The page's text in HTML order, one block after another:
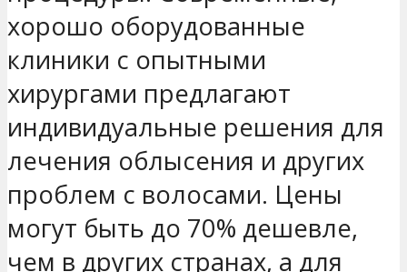
хорошо оборудованные
клиники с опытными
хирургами предлагают
индивидуальные решения для
лечения облысения и других
проблем с волосами. Цены
могут быть до 70% дешевле,
чем в других странах, а для